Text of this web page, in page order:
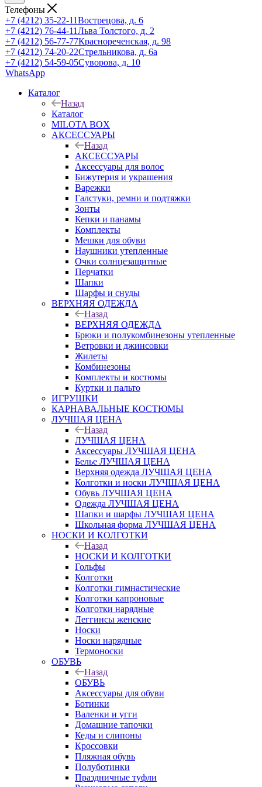
Телефоны
+7 (4212) 35-22-11Вострецова, д. 6
+7 (4212) 76-44-11Льва Толстого, д. 2
+7 (4212) 56-77-77Краснореченская, д. 98
+7 (4212) 74-20-22Стрельникова, д. 6а
+7 (4212) 54-59-05Суворова, д. 10
WhatsApp
Каталог
Назад
Каталог
MILOTA BOX
АКСЕССУАРЫ
Назад
АКСЕССУАРЫ
Аксессуары для волос
Бижутерия и украшения
Варежки
Галстуки, ремни и подтяжки
Зонты
Кепки и панамы
Комплекты
Мешки для обуви
Наушники утепленные
Очки солнцезащитные
Перчатки
Шапки
Шарфы и снуды
ВЕРХНЯЯ ОДЕЖДА
Назад
ВЕРХНЯЯ ОДЕЖДА
Брюки и полукомбинезоны утепленные
Ветровки и джинсовки
Жилеты
Комбинезоны
Комплекты и костюмы
Куртки и пальто
ИГРУШКИ
КАРНАВАЛЬНЫЕ КОСТЮМЫ
ЛУЧШАЯ ЦЕНА
Назад
ЛУЧШАЯ ЦЕНА
Аксессуары ЛУЧШАЯ ЦЕНА
Белье ЛУЧШАЯ ЦЕНА
Верхняя одежда ЛУЧШАЯ ЦЕНА
Колготки и носки ЛУЧШАЯ ЦЕНА
Обувь ЛУЧШАЯ ЦЕНА
Одежда ЛУЧШАЯ ЦЕНА
Шапки и шарфы ЛУЧШАЯ ЦЕНА
Школьная форма ЛУЧШАЯ ЦЕНА
НОСКИ И КОЛГОТКИ
Назад
НОСКИ И КОЛГОТКИ
Гольфы
Колготки
Колготки гимнастические
Колготки капроновые
Колготки нарядные
Леггинсы женские
Носки
Носки нарядные
Термоноски
ОБУВЬ
Назад
ОБУВЬ
Аксессуары для обуви
Ботинки
Валенки и угги
Домашние тапочки
Кеды и слипоны
Кроссовки
Пляжная обувь
Полуботинки
Праздничные туфли